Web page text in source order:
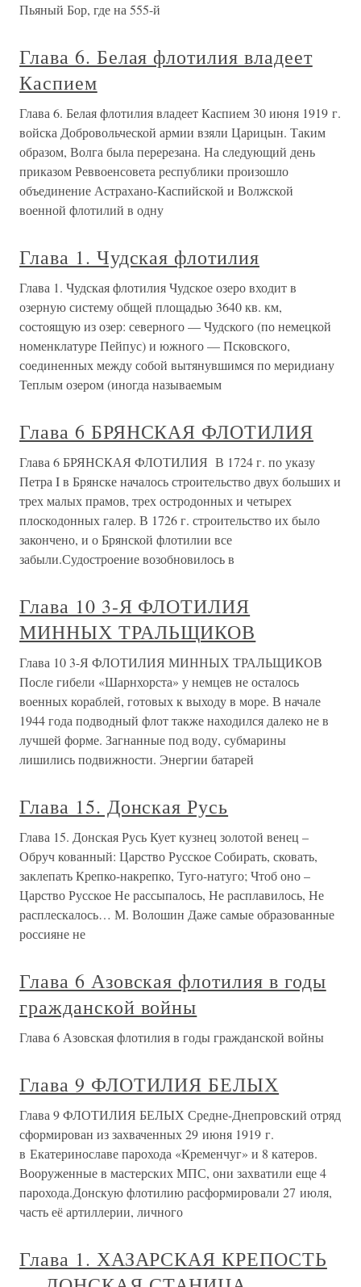
Пьяный Бор, где на 555-й
Глава 6. Белая флотилия владеет
Каспием
Глава 6. Белая флотилия владеет Каспием 30 июня 1919 г.
войска Добровольческой армии взяли Царицын. Таким
образом, Волга была перерезана. На следующий день
приказом Реввоенсовета республики произошло
объединение Астрахано-Каспийской и Волжской
военной флотилий в одну
Глава 1. Чудская флотилия
Глава 1. Чудская флотилия Чудское озеро входит в
озерную систему общей площадью 3640 кв. км,
состоящую из озер: северного — Чудского (по немецкой
номенклатуре Пейпус) и южного — Псковского,
соединенных между собой вытянувшимся по меридиану
Теплым озером (иногда называемым
Глава 6 БРЯНСКАЯ ФЛОТИЛИЯ
Глава 6 БРЯНСКАЯ ФЛОТИЛИЯ В 1724 г. по указу
Петра I в Брянске началось строительство двух больших и
трех малых прамов, трех остродонных и четырех
плоскодонных галер. В 1726 г. строительство их было
закончено, и о Брянской флотилии все
забыли.Судостроение возобновилось в
Глава 10 3-Я ФЛОТИЛИЯ
МИННЫХ ТРАЛЬЩИКОВ
Глава 10 3-Я ФЛОТИЛИЯ МИННЫХ ТРАЛЬЩИКОВ
После гибели «Шарнхорста» у немцев не осталось
военных кораблей, готовых к выходу в море. В начале
1944 года подводный флот также находился далеко не в
лучшей форме. Загнанные под воду, субмарины
лишились подвижности. Энергии батарей
Глава 15. Донская Русь
Глава 15. Донская Русь Кует кузнец золотой венец –
Обруч кованный: Царство Русское Собирать, сковать,
заклепать Крепко-накрепко, Туго-натуго; Чтоб оно –
Царство Русское Не рассыпалось, Не расплавилось, Не
расплескалось… М. Волошин Даже самые образованные
россияне не
Глава 6 Азовская флотилия в годы
гражданской войны
Глава 6 Азовская флотилия в годы гражданской войны
Глава 9 ФЛОТИЛИЯ БЕЛЫХ
Глава 9 ФЛОТИЛИЯ БЕЛЫХ Средне-Днепровский отряд
сформирован из захваченных 29 июня 1919 г.
в Екатеринославе парохода «Кременчуг» и 8 катеров.
Вооруженные в мастерских МПС, они захватили еще 4
парохода.Донскую флотилию расформировали 27 июля,
часть её артиллерии, личного
Глава 1. ХАЗАРСКАЯ КРЕПОСТЬ